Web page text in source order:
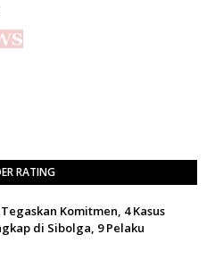
RATING
Komitmen, 4 Kasus
di Sibolga, 9 Pelaku